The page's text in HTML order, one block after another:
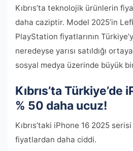
Kıbrıs’ta teknolojik ürünlerin
daha caziptir. Model 2025’in
PlayStation fiyatlarının
neredeyse yarısı satıldığı
sosyal medya üzerinde büyük
Kıbrıs’ta Türkiye’de
% 50 daha ucuz!
Kıbrıs’taki iPhone 16 2025
fiyatlardan daha ciddi.